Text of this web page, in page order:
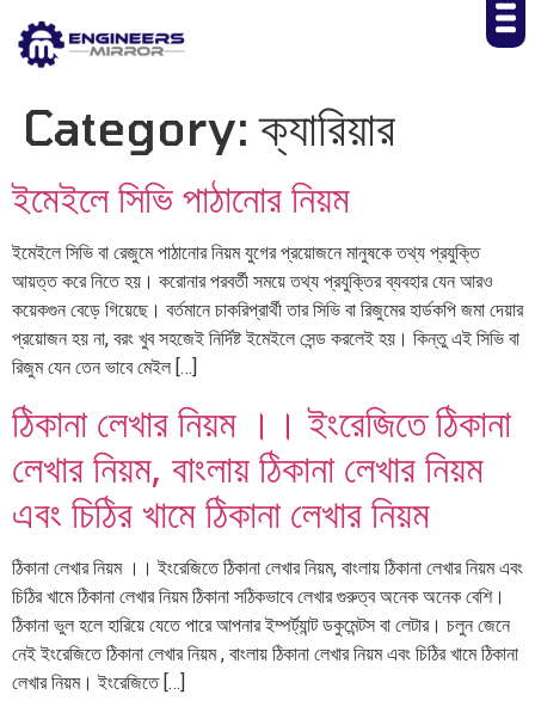
Category:ক্যারিয়ার
ইমেইলে সিভি পাঠানোর নিয়ম
ইমেইলে সিভি বা রেজুমে পাঠানোর নিয়ম যুগের প্রয়োজনে মানুষকে তথ্য প্রযুক্তি
আয়ত্ত করে নিতে হয়। করোনার পরবর্তী সময়ে তথ্য প্রযুক্তির ব্যবহার যেন আরও
কয়েকগুন বেড়ে গিয়েছে। বর্তমানে চাকরিপ্রার্থী তার সিভি বা রিজুমের হার্ডকপি জমা দেয়ার
প্রয়োজন হয় না, বরং খুব সহজেই নির্দিষ্ট ইমেইলে সেন্ড করলেই হয়। কিন্তু এই সিভি বা
রিজুম যেন তেন ভাবে মেইল […]
ঠিকানা লেখার নিয়ম ।। ইংরেজিতে ঠিকানা
লেখার নিয়ম, বাংলায় ঠিকানা লেখার নিয়ম
এবং চিঠির খামে ঠিকানা লেখার নিয়ম
ঠিকানা লেখার নিয়ম ।। ইংরেজিতে ঠিকানা লেখার নিয়ম, বাংলায় ঠিকানা লেখার নিয়ম এবং
চিঠির খামে ঠিকানা লেখার নিয়ম ঠিকানা সঠিকভাবে লেখার গুরুত্ব অনেক অনেক বেশি।
ঠিকানা ভুল হলে হারিয়ে যেতে পারে আপনার ইম্পর্ট্যান্ট ডকুমেন্টস বা লেটার। চলুন জেনে
নেই ইংরেজিতে ঠিকানা লেখার নিয়ম , বাংলায় ঠিকানা লেখার নিয়ম এবং চিঠির খামে ঠিকানা
লেখার নিয়ম। ইংরেজিতে […]